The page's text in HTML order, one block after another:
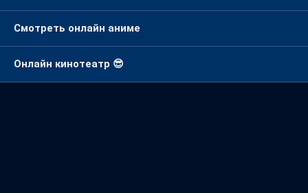
Смотреть онлайн аниме
Онлайн кинотеатр 😎